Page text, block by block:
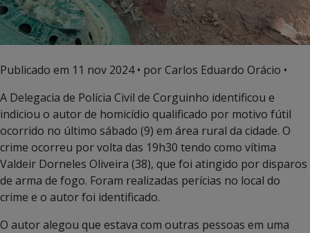
Publicado em 11 nov 2024• por Carlos Eduardo Orácio •
A Delegacia de Polícia Civil de Corguinho identificou e
indiciou o autor de homicídio qualificado por motivo fútil
ocorrido no último sábado (9) em área rural da cidade. O
crime ocorreu por volta das 19h30 tendo como vítima
Valdeir Dorneles Oliveira (38), que foi atingido por disparos
de arma de fogo. Foram realizadas perícias no local do
crime e o autor foi identificado.
O autor alegou que estava com outras pessoas em uma